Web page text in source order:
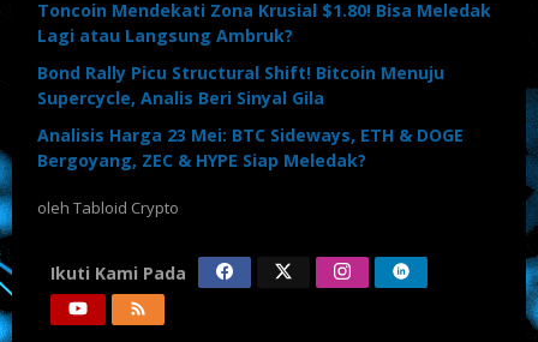
Toncoin Mendekati Zona Krusial $1.80! Bisa Meledak
Lagi atau Langsung Ambruk?
Bond Rally Picu Structural Shift! Bitcoin Menuju
Supercycle, Analis Beri Sinyal Gila
Analisis Harga 23 Mei: BTC Sideways, ETH & DOGE
Bergoyang, ZEC & HYPE Siap Meledak?
oleh Tabloid Crypto
Ikuti Kami Pada